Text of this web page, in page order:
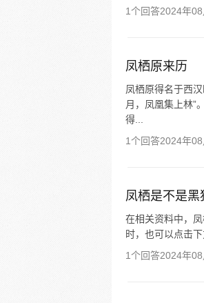
1个回答2024年
凤栖原来历
凤栖原得名于西
月，凤凰集上林”
得...
1个回答2024年
凤栖是不是黑
在相关资料中，
时，也可以点击
1个回答2024年